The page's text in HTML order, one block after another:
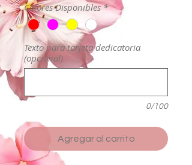
Colores Disponibles *
Texto para tarjeta dedicatoria
(opcional)
0/100
Agregar al carrito